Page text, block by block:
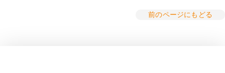
前のページにもどる